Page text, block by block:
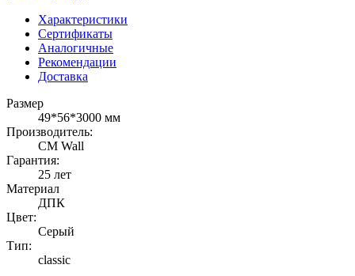
Характеристики
Сертификаты
Аналогичные
Рекомендации
Доставка
Размер
49*56*3000 мм
Производитель:
CM Wall
Гарантия:
25 лет
Материал
ДПК
Цвет:
Серый
Тип:
classic